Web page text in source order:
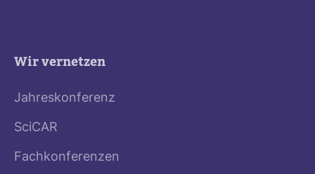
Wir vernetzen
Jahreskonferenz
SciCAR
Fachkonferenzen